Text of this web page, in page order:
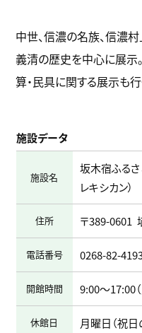
中世、信濃の名族、信濃
義清の歴史を中心に展示
算・民具に関する展示も行
施設データ
施設名
坂木宿ふる
レキシカン
住所 〒389-0601
電話番号 0268-82-
開館時間 9:00～17:00
休館日 月曜日（祝